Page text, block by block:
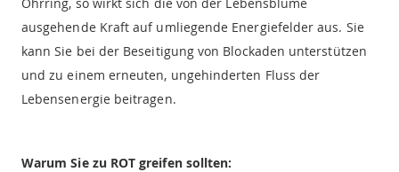
ausgehende Kraft auf umliegende Energiefelder aus. Sie
kann Sie bei der Beseitigung von Blockaden unterstützen
und zu einem erneuten, ungehinderten Fluss der
Lebensenergie beitragen.
Warum Sie zu ROT greifen sollten: